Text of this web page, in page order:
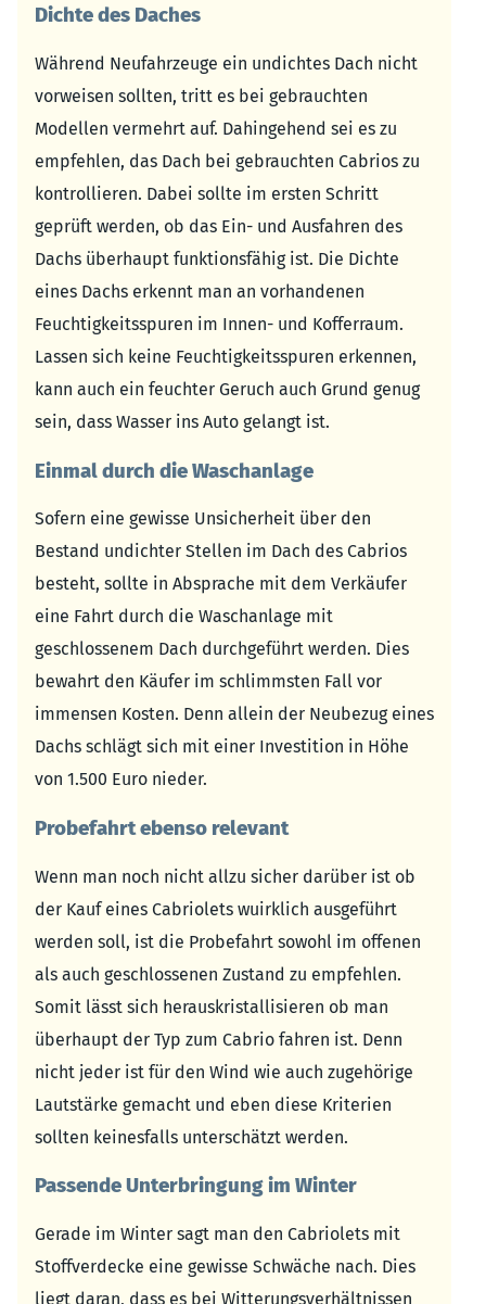
Dichte des Daches
Während Neufahrzeuge ein undichtes Dach nicht
vorweisen sollten, tritt es bei gebrauchten
Modellen vermehrt auf. Dahingehend sei es zu
empfehlen, das Dach bei gebrauchten Cabrios zu
kontrollieren. Dabei sollte im ersten Schritt
geprüft werden, ob das Ein- und Ausfahren des
Dachs überhaupt funktionsfähig ist. Die Dichte
eines Dachs erkennt man an vorhandenen
Feuchtigkeitsspuren im Innen- und Kofferraum.
Lassen sich keine Feuchtigkeitsspuren erkennen,
kann auch ein feuchter Geruch auch Grund genug
sein, dass Wasser ins Auto gelangt ist.
Einmal durch die Waschanlage
Sofern eine gewisse Unsicherheit über den
Bestand undichter Stellen im Dach des Cabrios
besteht, sollte in Absprache mit dem Verkäufer
eine Fahrt durch die Waschanlage mit
geschlossenem Dach durchgeführt werden. Dies
bewahrt den Käufer im schlimmsten Fall vor
immensen Kosten. Denn allein der Neubezug eines
Dachs schlägt sich mit einer Investition in Höhe
von 1.500 Euro nieder.
Probefahrt ebenso relevant
Wenn man noch nicht allzu sicher darüber ist ob
der Kauf eines Cabriolets wuirklich ausgeführt
werden soll, ist die Probefahrt sowohl im offenen
als auch geschlossenen Zustand zu empfehlen.
Somit lässt sich herauskristallisieren ob man
überhaupt der Typ zum Cabrio fahren ist. Denn
nicht jeder ist für den Wind wie auch zugehörige
Lautstärke gemacht und eben diese Kriterien
sollten keinesfalls unterschätzt werden.
Passende Unterbringung im Winter
Gerade im Winter sagt man den Cabriolets mit
Stoffverdecke eine gewisse Schwäche nach. Dies
liegt daran, dass es bei Witterungsverhältnissen